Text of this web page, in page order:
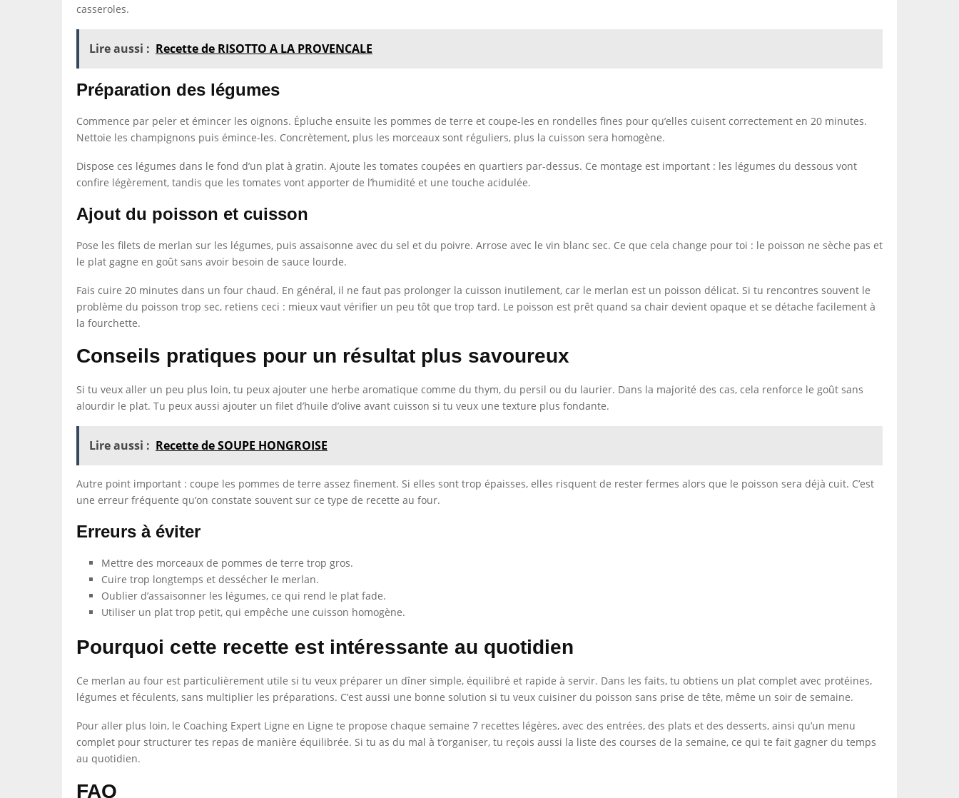
casseroles.
Lire aussi : Recette de RISOTTO A LA PROVENCALE
Préparation des légumes
Commence par peler et émincer les oignons. Épluche ensuite les pommes de terre et coupe-les en rondelles fines pour qu’elles cuisent correctement en 20 minutes.
Nettoie les champignons puis émince-les. Concrètement, plus les morceaux sont réguliers, plus la cuisson sera homogène.
Dispose ces légumes dans le fond d’un plat à gratin. Ajoute les tomates coupées en quartiers par-dessus. Ce montage est important : les légumes du dessous vont
confire légèrement, tandis que les tomates vont apporter de l’humidité et une touche acidulée.
Ajout du poisson et cuisson
Pose les filets de merlan sur les légumes, puis assaisonne avec du sel et du poivre. Arrose avec le vin blanc sec. Ce que cela change pour toi : le poisson ne sèche pas et
le plat gagne en goût sans avoir besoin de sauce lourde.
Fais cuire 20 minutes dans un four chaud. En général, il ne faut pas prolonger la cuisson inutilement, car le merlan est un poisson délicat. Si tu rencontres souvent le
problème du poisson trop sec, retiens ceci : mieux vaut vérifier un peu tôt que trop tard. Le poisson est prêt quand sa chair devient opaque et se détache facilement à
la fourchette.
Conseils pratiques pour un résultat plus savoureux
Si tu veux aller un peu plus loin, tu peux ajouter une herbe aromatique comme du thym, du persil ou du laurier. Dans la majorité des cas, cela renforce le goût sans
alourdir le plat. Tu peux aussi ajouter un filet d’huile d’olive avant cuisson si tu veux une texture plus fondante.
Lire aussi : Recette de SOUPE HONGROISE
Autre point important : coupe les pommes de terre assez finement. Si elles sont trop épaisses, elles risquent de rester fermes alors que le poisson sera déjà cuit. C’est
une erreur fréquente qu’on constate souvent sur ce type de recette au four.
Erreurs à éviter
Mettre des morceaux de pommes de terre trop gros.
Cuire trop longtemps et dessécher le merlan.
Oublier d’assaisonner les légumes, ce qui rend le plat fade.
Utiliser un plat trop petit, qui empêche une cuisson homogène.
Pourquoi cette recette est intéressante au quotidien
Ce merlan au four est particulièrement utile si tu veux préparer un dîner simple, équilibré et rapide à servir. Dans les faits, tu obtiens un plat complet avec protéines,
légumes et féculents, sans multiplier les préparations. C’est aussi une bonne solution si tu veux cuisiner du poisson sans prise de tête, même un soir de semaine.
Pour aller plus loin, le Coaching Expert Ligne en Ligne te propose chaque semaine 7 recettes légères, avec des entrées, des plats et des desserts, ainsi qu’un menu
complet pour structurer tes repas de manière équilibrée. Si tu as du mal à t’organiser, tu reçois aussi la liste des courses de la semaine, ce qui te fait gagner du temps
au quotidien.
FAQ